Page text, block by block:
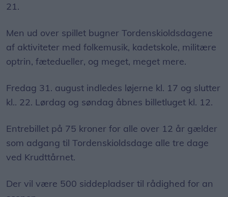
21.
Men ud over spillet bugner Tordenskioldsdagene
af aktiviteter med folkemusik, kadetskole, militære
optrin, fætedueller, og meget, meget mere.
Fredag 31. august indledes løjerne kl. 17 og slutter
kl.. 22. Lørdag og søndag åbnes billetluget kl. 12.
Entrebillet på 75 kroner for alle over 12 år gælder
som adgang til Tordenskioldsdage alle tre dage
ved Krudttårnet.
Der vil være 500 siddepladser til rådighed for an